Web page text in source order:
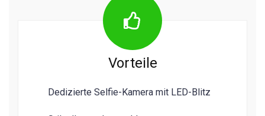
Vorteile
Dedizierte Selfie-Kamera mit LED-Blitz